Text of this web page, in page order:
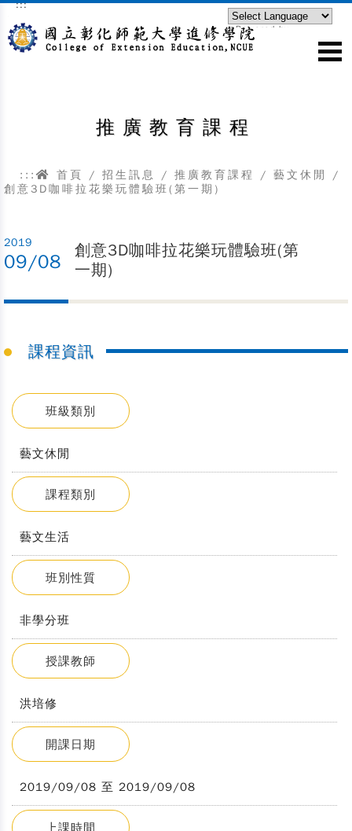
跳到主要內容區塊
:::
Powered by
推廣教育課程
::: 首頁 / 招生訊息 / 推廣教育課程 / 藝文休閒
/
創意3D咖啡拉花樂玩體驗班(第一期)
2019
09/08
創意3D咖啡拉花樂玩體驗班(第
一期)
課程資訊
班級類別
藝文休閒
課程類別
藝文生活
班別性質
非學分班
授課教師
洪培修
開課日期
2019/09/08 至 2019/09/08
上課時間